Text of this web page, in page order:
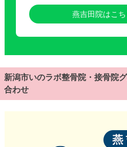
燕吉田院はこ
新潟市いのラボ整骨院・接骨院
合わせ